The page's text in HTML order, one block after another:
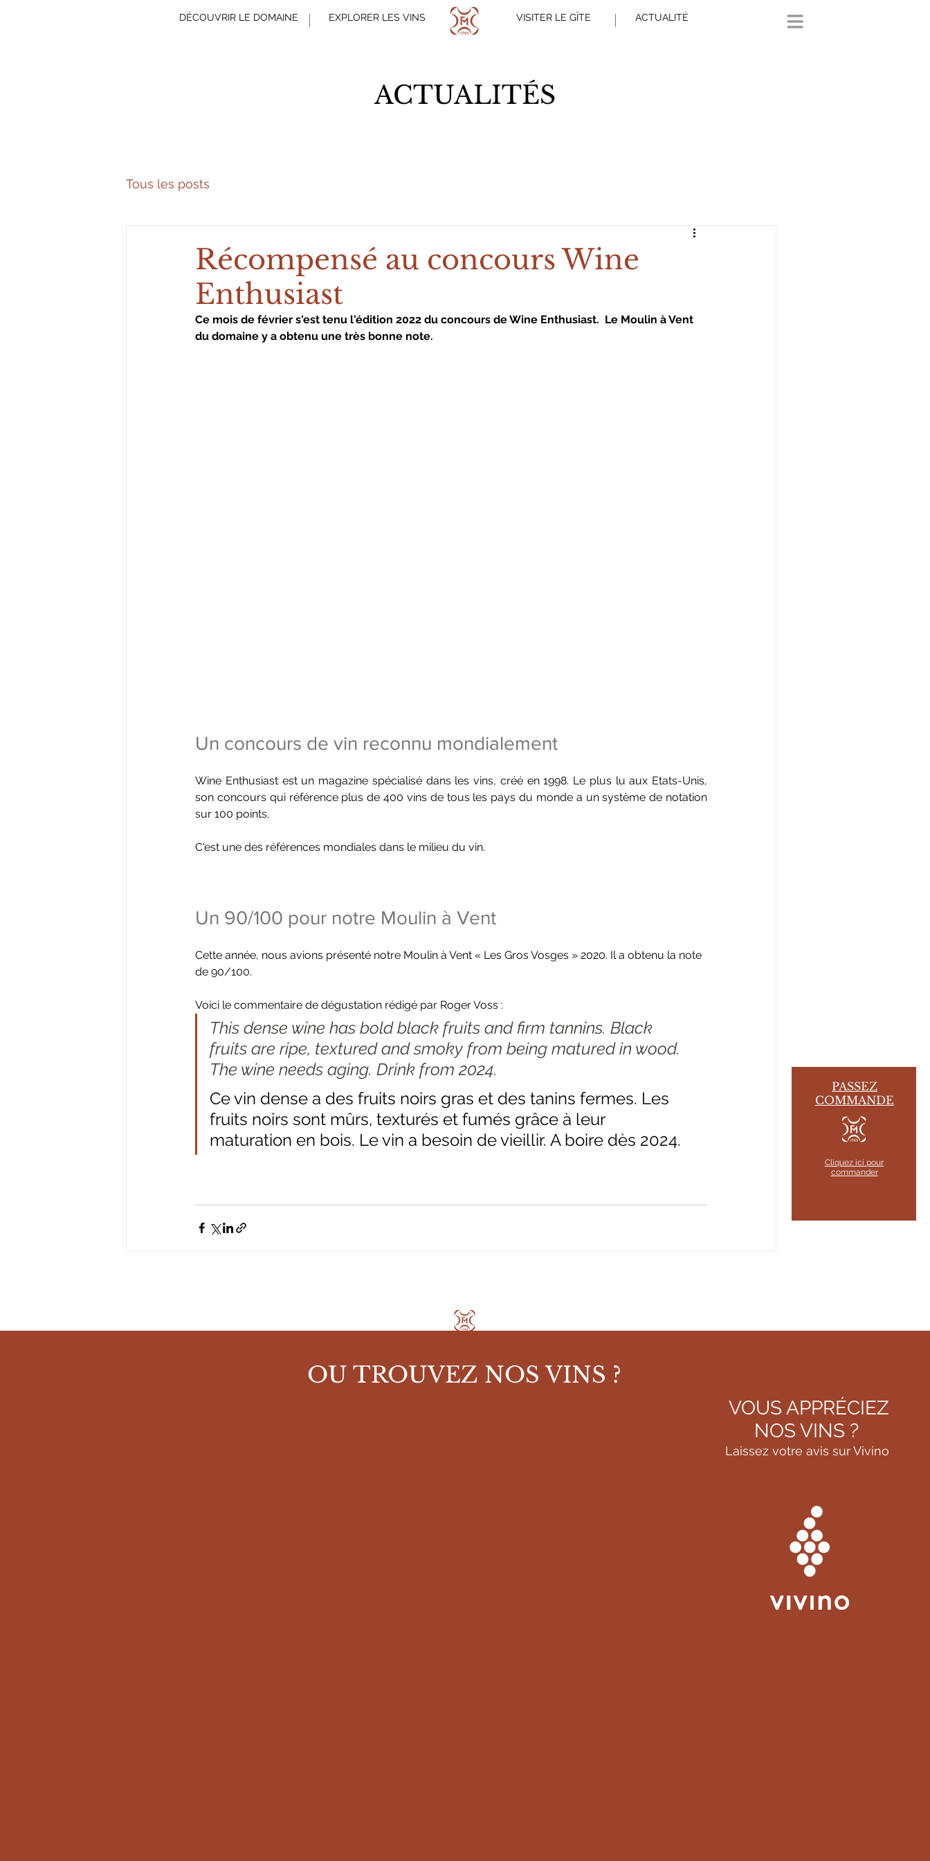
DÉCOUVRIR LE DOMAINE EXPLORER LES VINS VISITER LE GÎTE ACTUALITÉ
PASSEZ
COMMANDE
Cliquez ici pour
commander
ACTUALITÉS
Tous les posts
Récompensé au concours Wine
Enthusiast
Ce mois de février s'est tenu l'édition 2022 du concours de Wine Enthusiast.  Le Moulin à Vent
du domaine y a obtenu une très bonne note.
Un concours de vin reconnu mondialement
Wine Enthusiast est un magazine spécialisé dans les vins, créé en 1998. Le plus lu aux Etats-Unis,
son concours qui référence plus de 400 vins de tous les pays du monde a un système de notation
sur 100 points.
C'est une des références mondiales dans le milieu du vin.
Un 90/100 pour notre Moulin à Vent
Cette année, nous avions présenté notre Moulin à Vent « Les Gros Vosges » 2020. Il a obtenu la note
de 90/100.
Voici le commentaire de dégustation rédigé par Roger Voss :
This dense wine has bold black fruits and firm tannins. Black
fruits are ripe, textured and smoky from being matured in wood.
The wine needs aging. Drink from 2024.
Ce vin dense a des fruits noirs gras et des tanins fermes. Les
fruits noirs sont mûrs, texturés et fumés grâce à leur
maturation en bois. Le vin a besoin de vieillir. A boire dès 2024.
OU TROUVEZ NOS VINS ?
VOUS APPRÉCIEZ
NOS VINS ?
Laissez votre avis sur Vivino